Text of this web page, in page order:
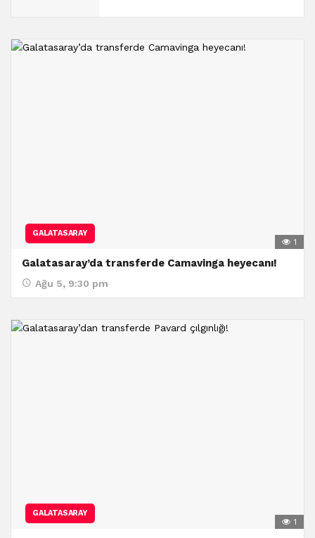
GALATASARAY
1
Galatasaray’da transferde Camavinga heyecanı!
Ağu 5, 9:30 pm
GALATASARAY
1